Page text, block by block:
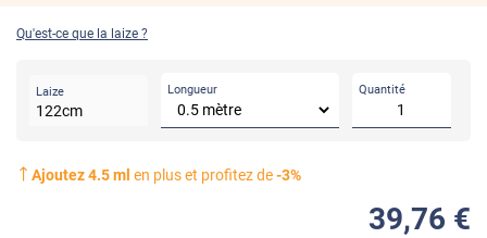
Qu'est-ce que la laize ?
Laize
122cm
Longueur Quantité
Ajoutez4.5ml en plus et profitez de-3%
39,76 €